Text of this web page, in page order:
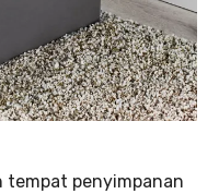
tempat penyimpanan